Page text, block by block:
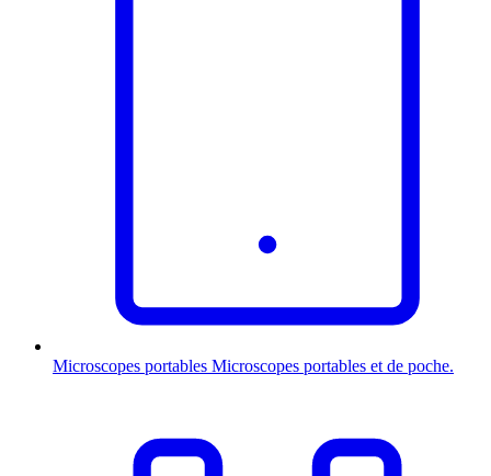
Microscopes portables Microscopes portables et de poche.